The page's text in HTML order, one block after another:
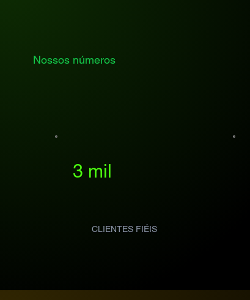
Nossos números
3 mil
CLIENTES FIÉIS